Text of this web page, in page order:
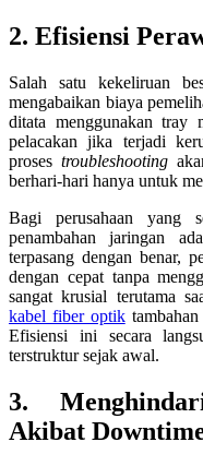
2. Efisiensi
Salah satu kekeliruan
mengabaikan biaya
ditata menggunakan tray
pelacakan jika terjadi
proses troubleshooting
berhari-hari hanya untuk
Bagi perusahaan yang
penambahan jaringan
terpasang dengan benar,
dengan cepat tanpa
sangat krusial terutama
kabel fiber optiktambahan
Efisiensi ini secara
terstruktur sejak awal.
3.
Akibat